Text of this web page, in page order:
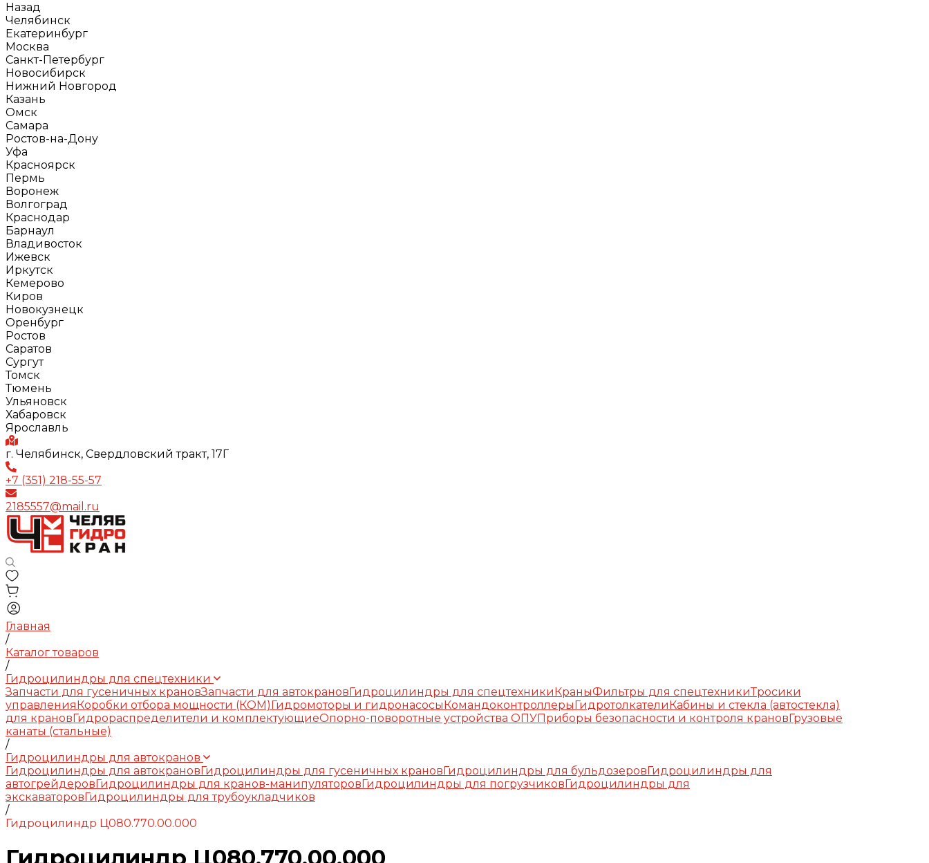
Назад
Челябинск
Екатеринбург
Москва
Санкт-Петербург
Новосибирск
Нижний Новгород
Казань
Омск
Самара
Ростов-на-Дону
Уфа
Красноярск
Пермь
Воронеж
Волгоград
Краснодар
Барнаул
Владивосток
Ижевск
Иркутск
Кемерово
Киров
Новокузнецк
Оренбург
Ростов
Саратов
Сургут
Томск
Тюмень
Ульяновск
Хабаровск
Ярославль
г. Челябинск, Свердловский тракт, 17Г
+7 (351) 218-55-57
2185557@mail.ru
Главная
/
Каталог товаров
/
Гидроцилиндры для спецтехники
Запчасти для гусеничных крановЗапчасти для автокрановГидроцилиндры для спецтехникиКраныФильтры для спецтехникиТросики
управленияКоробки отбора мощности (КОМ)Гидромоторы и гидронасосыКомандоконтроллерыГидротолкателиКабины и стекла (автостекла)
для крановГидрораспределители и комплектующиеОпорно-поворотные устройства ОПУПриборы безопасности и контроля крановГрузовые
канаты (стальные)
/
Гидроцилиндры для автокранов
Гидроцилиндры для автокрановГидроцилиндры для гусеничных крановГидроцилиндры для бульдозеровГидроцилиндры для
автогрейдеровГидроцилиндры для кранов-манипуляторовГидроцилиндры для погрузчиковГидроцилиндры для
экскаваторовГидроцилиндры для трубоукладчиков
/
Гидроцилиндр Ц080.770.00.000